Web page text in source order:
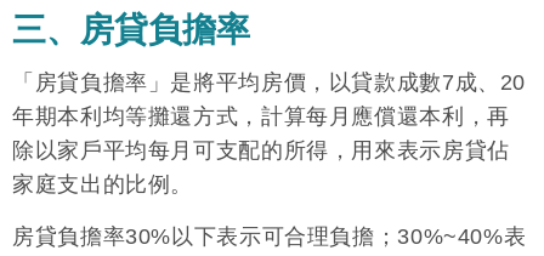
三、房貸負擔率
「房貸負擔率」是將平均房價，以貸款成數7成、20
年期本利均等攤還方式，計算每月應償還本利，再
除以家戶平均每月可支配的所得，用來表示房貸佔
家庭支出的比例。
房貸負擔率30%以下表示可合理負擔；30%~40%表